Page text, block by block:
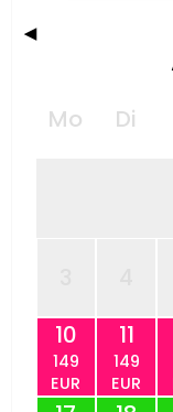
◀
Mo Di
10
149
EUR
11
149
EUR